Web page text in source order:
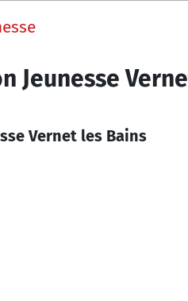
Jeunesse
Vernet les Bains